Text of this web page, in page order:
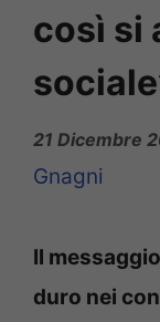
così si
21 Dicembre
Gnagni
Il
duro nei